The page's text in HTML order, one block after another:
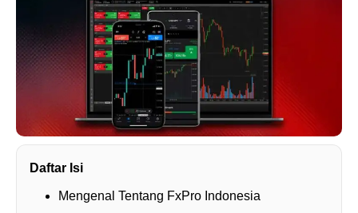
Daftar Isi
Mengenal Tentang FxPro Indonesia